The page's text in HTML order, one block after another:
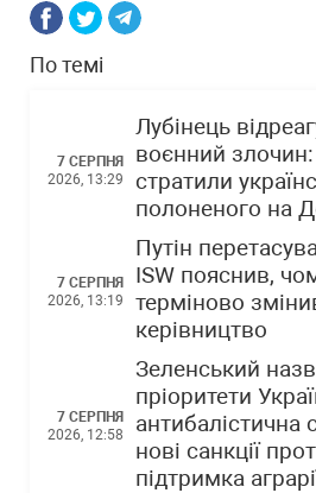
По темі
7 СЕРПНЯ
2026, 13:29
Лубінець
воєнний
стратили
полоненого на
7 СЕРПНЯ
2026, 13:19
Путін
ISW пояснив,
терміново
керівництво
7 СЕРПНЯ
2026, 12:58
Зеленський
пріоритети
антибалістична
нові санкції
підтримка